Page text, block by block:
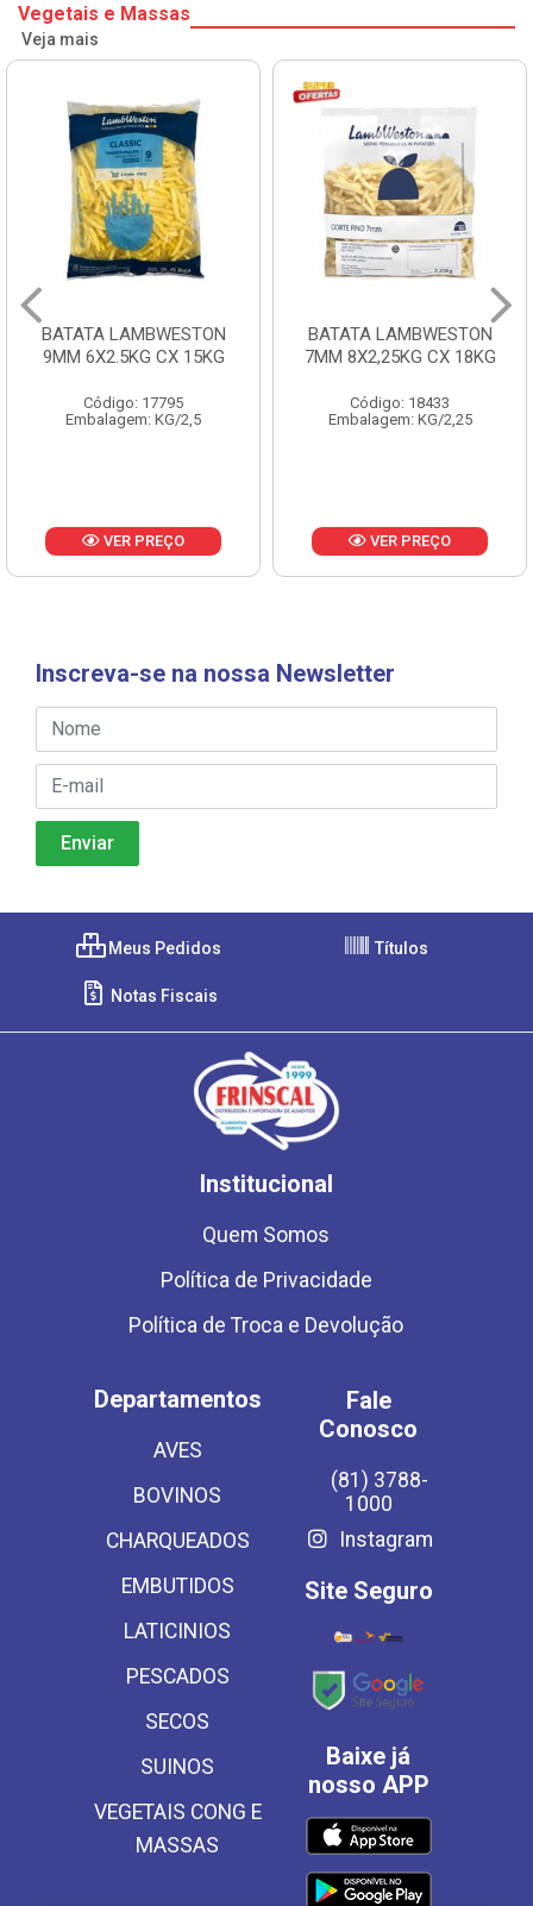
Vegetais e Massas
Veja mais
BATATA LAMBWESTON
9MM 6X2.5KG CX 15KG
Código: 17795
Embalagem: KG/2,5
VER PREÇO
BATATA LAMBWESTON
7MM 8X2,25KG CX 18KG
Código: 18433
Embalagem: KG/2,25
VER PREÇO
Inscreva-se na nossa Newsletter
Meus Pedidos Títulos
Notas Fiscais
Institucional
Quem Somos
Política de Privacidade
Política de Troca e Devolução
Departamentos
AVES
BOVINOS
CHARQUEADOS
EMBUTIDOS
LATICINIOS
PESCADOS
SECOS
SUINOS
VEGETAIS CONG E
MASSAS
Fale
Conosco
(81) 3788-
1000
Instagram
Site Seguro
Baixe já
nosso APP